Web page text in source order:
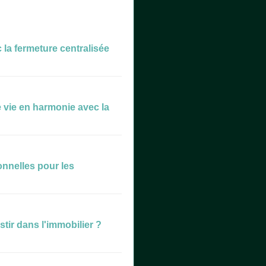
la fermeture centralisée
en harmonie avec la
pour les
dans l'immobilier ?